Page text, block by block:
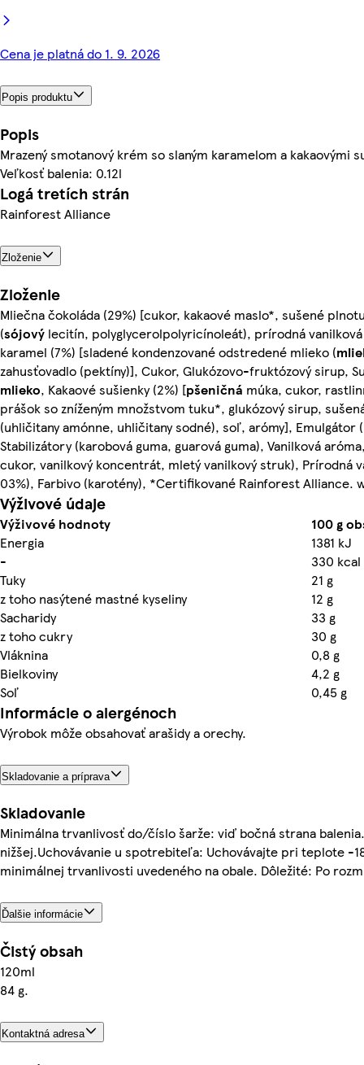
Cena je platná do 1. 9. 2026
Popis produktu
Popis
Mrazený smotanový krém so slaným karamelom a kakaovými
Veľkosť balenia: 0.12l
Logá tretích strán
Rainforest Alliance
Zloženie
Zloženie
Mliečna čokoláda (29%) [cukor, kakaové maslo*, sušené
(sójový lecitín, polyglycerolpolyricínoleát), prírodná vanilková
karamel (7%) [sladené kondenzované odstredené mlieko (
zahusťovadlo (pektíny)], Cukor, Glukózovo-fruktózový sirup,
mlieko, Kakaové sušienky (2%) [pšeničná múka, cukor,
prášok so zníženým množstvom tuku*, glukózový sirup,
(uhličitany amónne, uhličitany sodné), soľ, arómy],
Stabilizátory (karobová guma, guarová guma), Vanilková
cukor, vanilkový koncentrát, mletý vanilkový struk), Prírodná
03%), Farbivo (karotény), *Certifikované Rainforest Alliance.
Výživové údaje
Výživové hodnoty
100 g
Energia
1381 kJ
-
330 kcal
Tuky
21 g
z toho nasýtené mastné kyseliny
12 g
Sacharidy
33 g
z toho cukry
30 g
Vláknina
0,8 g
Bielkoviny
4,2 g
Soľ
0,45 g
Informácie o alergénoch
Výrobok môže obsahovať arašidy a orechy.
Skladovanie a príprava
Skladovanie
Minimálna trvanlivosť do/číslo šarže: viď bočná strana
nižšej.Uchovávanie u spotrebiteľa: Uchovávajte pri teplote -
minimálnej trvanlivosti uvedeného na obale. Dôležité: Po
Ďalšie informácie
Čistý obsah
120ml
84 g.
Kontaktná adresa